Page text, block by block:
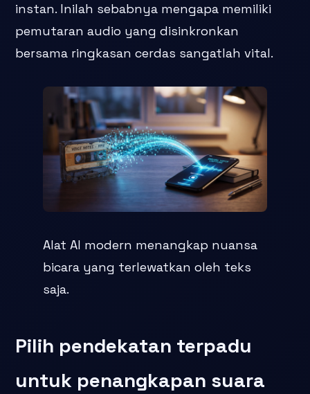
instan. Inilah sebabnya mengapa memiliki
pemutaran audio yang disinkronkan
bersama ringkasan cerdas sangatlah vital.
Alat AI modern menangkap nuansa
bicara yang terlewatkan oleh teks
saja.
Pilih pendekatan terpadu
untuk penangkapan suara